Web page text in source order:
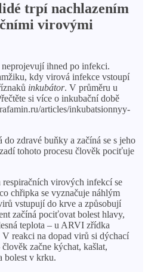
trpí nachlazením
virovými
ihned po infekci.
kdy virová infekce vstoupí
inkubátor. V průměru u
si více o inkubační době
articles/inkubatsionnyy-
zdravé buňky a začíná se s jeho
tohoto procesu člověk pociťuje
virových infekcí se
chřipka se vyznačuje náhlým
vstupují do krve a způsobují
začíná pociťovat bolest hlavy,
teplota – u ARVI zřídka
reakci na dopad virů si dýchací
začne kýchat, kašlat,
bolest v krku.